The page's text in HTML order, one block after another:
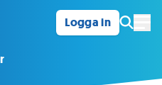
Logga in